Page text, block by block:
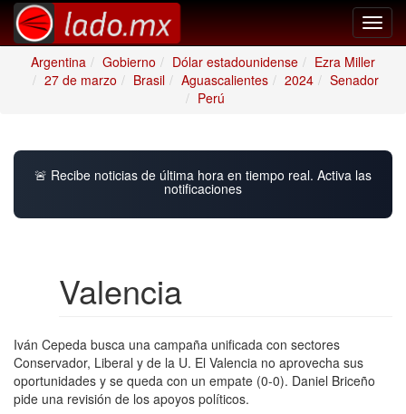
Argentina
Gobierno Dólar estadounidense
Ezra Miller
27 de marzo
Brasil Aguascalientes 2024
Senador
Perú
🚨 Recibe noticias de última hora en tiempo real. Activa las
notificaciones
Valencia
Iván Cepeda busca una campaña unificada con sectores
Conservador, Liberal y de la U. El Valencia no aprovecha sus
oportunidades y se queda con un empate (0-0). Daniel Briceño
pide una revisión de los apoyos políticos.